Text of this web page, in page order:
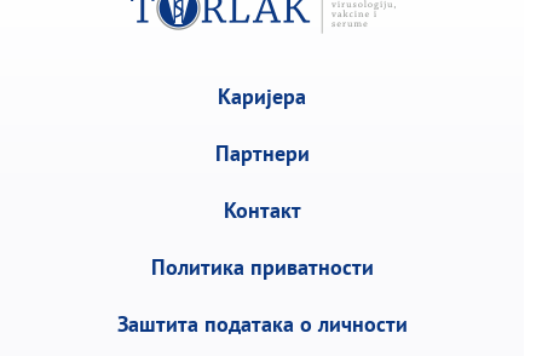
Каријера
Партнери
Контакт
Политика приватности
Заштита података о личности